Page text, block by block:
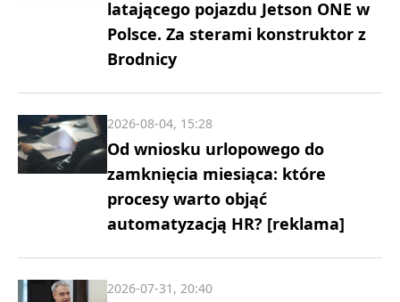
latającego pojazdu Jetson ONE w
Polsce. Za sterami konstruktor z
Brodnicy
Od wniosku urlopowego do
zamknięcia miesiąca: które
procesy warto objąć
automatyzacją HR? [reklama]
2026-08-04, 15:28
2026-07-31, 20:40